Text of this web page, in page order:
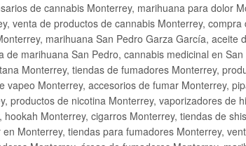
de cannabis Monterrey, marihuana para dolor
venta de productos de cannabis Monterrey,
marihuana San Pedro Garza García, aceite
de marihuana San Pedro, cannabis medicinal en
Monterrey, tiendas de fumadores Monterrey,
vapeo Monterrey, accesorios de fumar Monterrey,
productos de nicotina Monterrey, vaporizadores de
Monterrey, cigarros Monterrey, tiendas de
Monterrey, tiendas para fumadores Monterrey,